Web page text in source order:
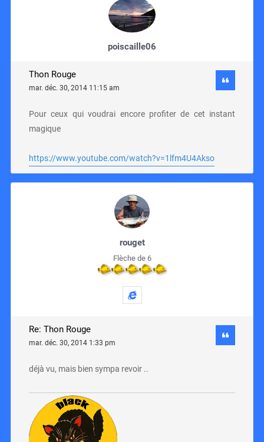
poiscaille06
Thon Rouge
mar. déc. 30, 2014 11:15 am
Pour ceux qui voudrai encore profiter de cet instant
magique
https://www.youtube.com/watch?v=1lfm4U4Akso
rouget
Flèche de 6
Re: Thon Rouge
mar. déc. 30, 2014 1:33 pm
déjà vu, mais bien sympa revoir ..